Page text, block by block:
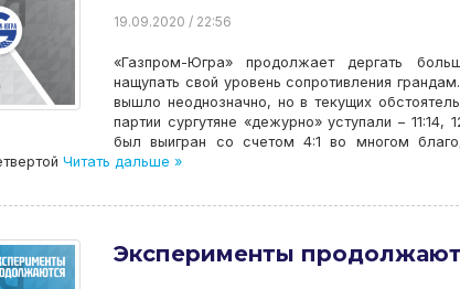
19.09.2020 / 22:56
«Газпром-Югра» продолжает дергать
нащупать свой уровень сопротивления
вышло неоднозначно, но в текущих
партии сургутяне «дежурно» уступали –
был выигран со счетом 4:1 во многом
Читать дальше »
Эксперименты